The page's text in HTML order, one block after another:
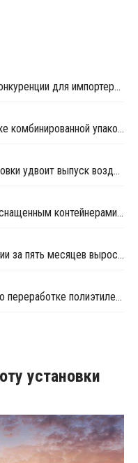
СПП заявил о неравных условиях конкуренции для импортеров полимерной упаковки в рамках российского РОП
Комплекс по вторичной переработке комбинированной упаковки запущен в Челябинске
Подмосковный производитель упаковки удвоит выпуск воздушно-пузырчатой пленки до 30 млн кв. метров в год
Центр Казани оказался самым неоснащенным контейнерами раздельного сбора отходов
Выпуск базовых полимеров в России за пять месяцев вырос на 3,8%
"Лидер ПАК" увеличил мощности по переработке полиэтилена
установки